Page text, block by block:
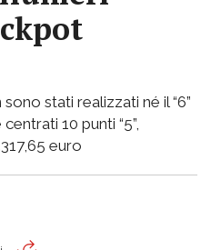
stati realizzati né il “6”
10 punti “5”,
euro